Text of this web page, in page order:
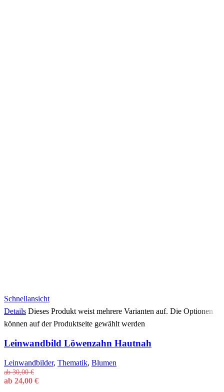
Schnellansicht
Details Dieses Produkt weist mehrere Varianten auf. Die Optionen
können auf der Produktseite gewählt werden
Leinwandbild Löwenzahn Hautnah
Leinwandbilder, Thematik, Blumen
ab30,00€
ab 24,00 €